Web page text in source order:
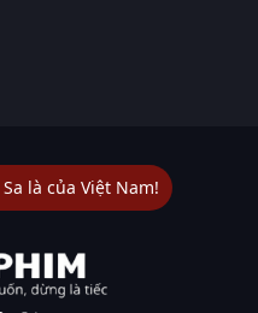
là của Việt Nam!